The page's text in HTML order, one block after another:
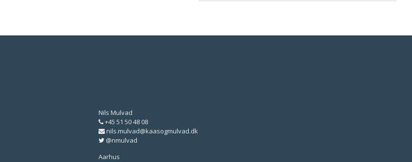
Nils Mulvad
+45 51 50 48 08
nils.mulvad@kaasogmulvad.dk
@nmulvad
Aarhus